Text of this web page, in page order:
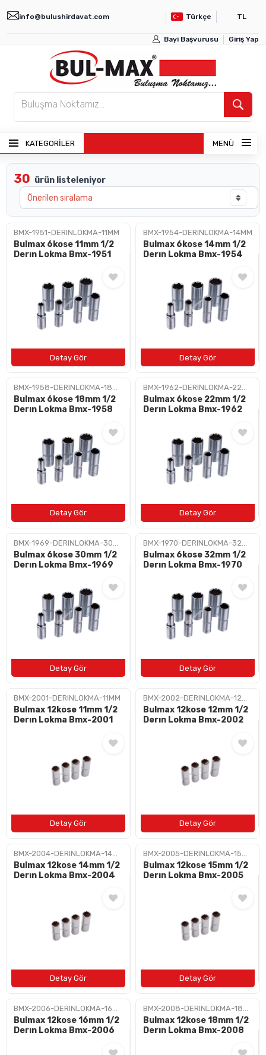
info@bulushirdavat.com Türkçe TL
Bayi Başvurusu Giriş Yap
KATEGORİLER MENÜ
ANASAYFA
ÜRÜNLER
BAYI GIRIŞI
İLETIŞIM
30 ürün listeleniyor
BMX-1951-DERINLOKMA-11MM
Bulmax 6kose 11mm 1/2
Derın Lokma Bmx-1951
BMX-1954-DERINLOKMA-14MM
Bulmax 6kose 14mm 1/2
Derın Lokma Bmx-1954
BMX-1958-DERINLOKMA-18MM
Bulmax 6kose 18mm 1/2
Derın Lokma Bmx-1958
BMX-1962-DERINLOKMA-22MM
Bulmax 6kose 22mm 1/2
Derın Lokma Bmx-1962
Bulmax 6kose 30mm 1/2
Derın Lokma Bmx-1969
Bulmax 6kose 32mm 1/2
Derın Lokma Bmx-1970
BMX-2001-DERINLOKMA-11MM
Bulmax 12kose 11mm 1/2
Derın Lokma Bmx-2001
BMX-2002-DERINLOKMA-12MM
Bulmax 12kose 12mm 1/2
Derın Lokma Bmx-2002
Bulmax 12kose 14mm 1/2
Derın Lokma Bmx-2004
Bulmax 12kose 15mm 1/2
Derın Lokma Bmx-2005
Bulmax 12kose 16mm 1/2
Derın Lokma Bmx-2006
Bulmax 12kose 18mm 1/2
Derın Lokma Bmx-2008